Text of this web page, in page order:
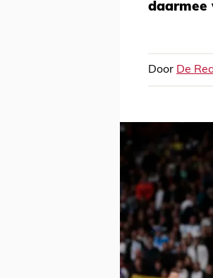
daarmee
Door De